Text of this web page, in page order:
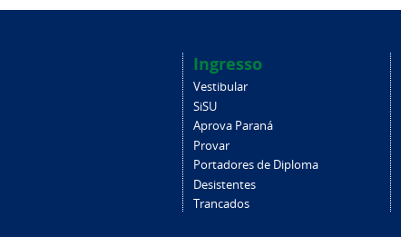
Ingresso
Vestibular
SiSU
Aprova Paraná
Provar
Portadores de Diploma
Desistentes
Trancados